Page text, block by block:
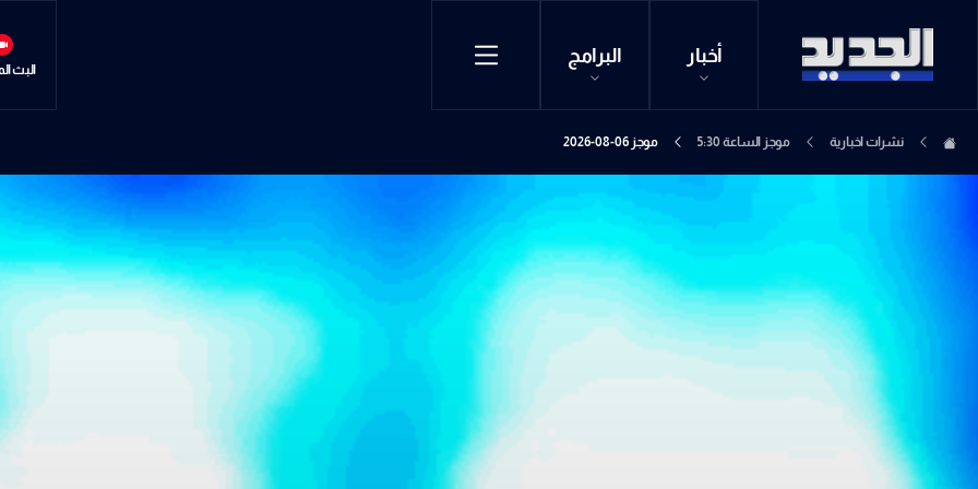
أخبار البرامج
البث
نشرات اخبارية موجز الساعة 5:30 موجز 06-08-2026